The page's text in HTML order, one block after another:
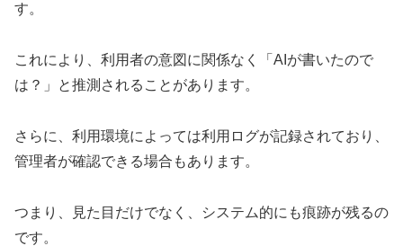
す。
これにより、利用者の意図に関係なく「AIが書いたので
は？」と推測されることがあります。
さらに、利用環境によっては利用ログが記録されており、
管理者が確認できる場合もあります。
つまり、見た目だけでなく、システム的にも痕跡が残るの
です。